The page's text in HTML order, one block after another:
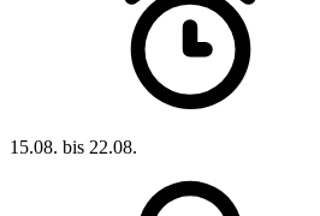
15.08. bis 22.08.